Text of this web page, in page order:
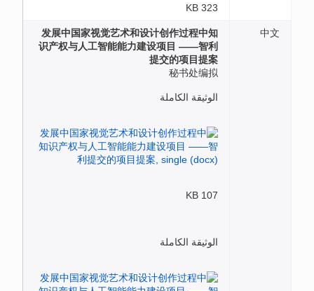
323 KB
中文
发展中国家视觉艺术和设计创作过程中知
识产权与人工智能能力建设项目 ——智利
提交的项目提案
秘书处编拟
الوثيقة الكاملة
107 KB
الوثيقة الكاملة